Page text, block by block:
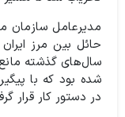
مدیرعامل سازمان
حائل بین مرز
سال‌های گذشته
شده بود که با
در دستور کار قرار